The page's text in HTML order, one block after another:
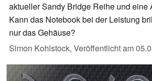
aktueller Sandy Bridge Reihe und eine
Kann das Notebook bei der Leistung
nur das Gehäuse?
Simon Kohlstock, Veröffentlicht am